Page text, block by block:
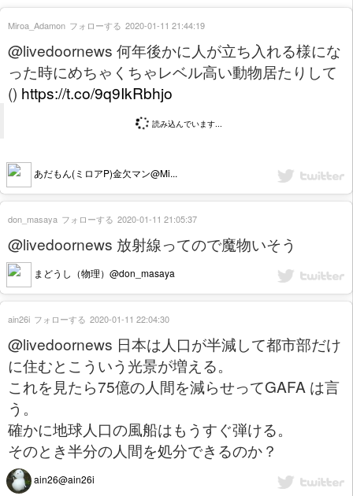
@livedoornews 何年後かに人が立ち入れる様にな
った時にめちゃくちゃレベル高い動物居たりして
() https://t.co/9q9IkRbhjo
読み込んでいます...
あだもん(ミロアP)金欠マン@Mi...
Miroa_Adamon フォローする 2020-01-11 21:44:19
@livedoornews 放射線ってので魔物いそう
まどうし（物理）@don_masaya
don_masaya フォローする 2020-01-11 21:05:37
@livedoornews 日本は人口が半減して都市部だけ
に住むとこういう光景が増える。
これを見たら75億の人間を減らせってGAFA は言
う。
確かに地球人口の風船はもうすぐ弾ける。
そのとき半分の人間を処分できるのか？
ain26@ain26i
ain26i フォローする 2020-01-11 22:04:30